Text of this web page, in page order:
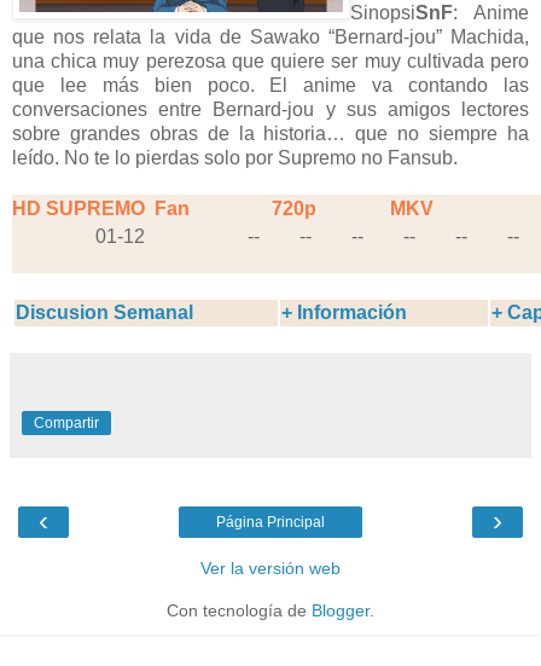
SinopsiSnF: Anime
que nos relata la vida de Sawako “Bernard-jou” Machida,
una chica muy perezosa que quiere ser muy cultivada pero
que lee más bien poco. El anime va contando las
conversaciones entre Bernard-jou y sus amigos lectores
sobre grandes obras de la historia… que no siempre ha
leído. No te lo pierdas solo por Supremo no Fansub.
HD SUPREMO Fan 720p
MKV
01-12
-- -- -- -- -- --
Discusion Semanal + Información +
Compartir
‹ ›
Página Principal
Ver la versión web
Con tecnología de Blogger.